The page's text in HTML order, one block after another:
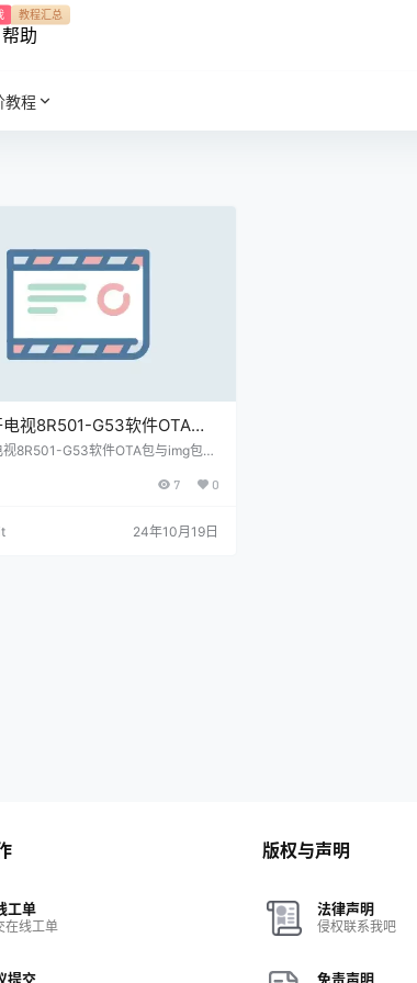
帮助
教程汇总
教程
视8R501-G53软件OTA包
原厂程序U盘数据刷
视8R501-G53软件OTA包与img包-2
7 0
24年10月19日
工单
在线工单
提交
版权与声明
法律声明
侵权联系我吧
免责声明